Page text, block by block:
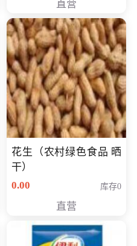
直营
花生（农村绿色食品 晒
干）
0.00
库存0
直营